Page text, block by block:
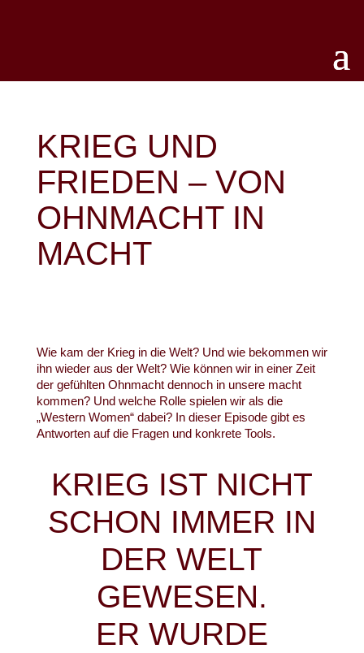
KRIEG UND
FRIEDEN – VON
OHNMACHT IN
MACHT
Wie kam der Krieg in die Welt? Und wie bekommen wir
ihn wieder aus der Welt? Wie können wir in einer Zeit
der gefühlten Ohnmacht dennoch in unsere macht
kommen? Und welche Rolle spielen wir als die
„Western Women“ dabei? In dieser Episode gibt es
Antworten auf die Fragen und konkrete Tools.
KRIEG IST NICHT
SCHON IMMER IN
DER WELT
GEWESEN.
ER WURDE